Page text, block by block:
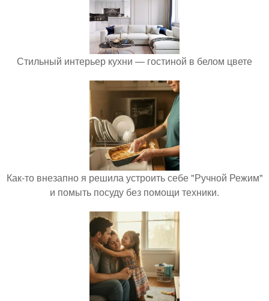
Стильный интерьер кухни — гостиной в белом цвете
Как-то внезапно я решила устроить себе "Ручной Режим"
и помыть посуду без помощи техники.